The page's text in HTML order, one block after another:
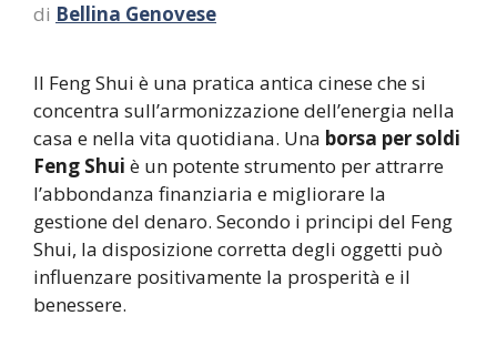
di Bellina Genovese
Il Feng Shui è una pratica antica cinese che si
concentra sull’armonizzazione dell’energia nella
casa e nella vita quotidiana. Una borsa per soldi
Feng Shui è un potente strumento per attrarre
l’abbondanza finanziaria e migliorare la
gestione del denaro. Secondo i principi del Feng
Shui, la disposizione corretta degli oggetti può
influenzare positivamente la prosperità e il
benessere.